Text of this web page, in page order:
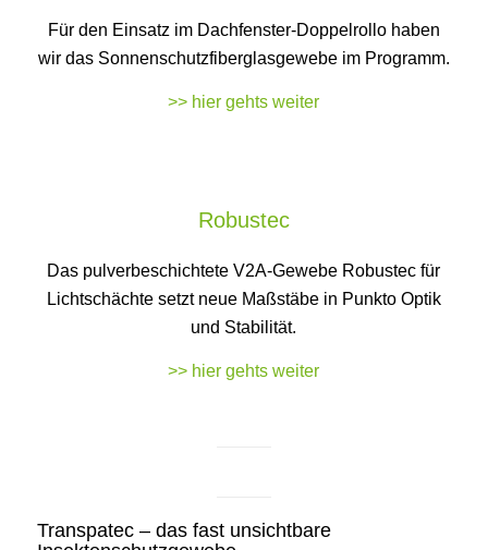
Für den Einsatz im Dachfenster-Doppelrollo haben
wir das Sonnenschutzfiberglasgewebe im Programm.
>> hier gehts weiter
Robustec
Das pulverbeschichtete V2A-Gewebe Robustec für
Lichtschächte setzt neue Maßstäbe in Punkto Optik
und Stabilität.
>> hier gehts weiter
Transpatec – das fast unsichtbare